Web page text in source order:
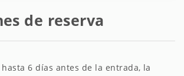
de reserva
6 días antes de la entrada, la